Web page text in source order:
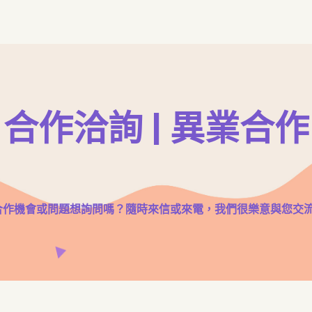
合作洽詢 | 異業合作
機會或問題想詢問嗎？隨時來信或來電，我們很樂意與您交